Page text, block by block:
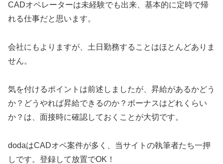
CADオペレーターは未経験でも出来、基本的に定時で帰
れる仕事だと思います。
会社にもよりますが、土日勤務することはほとんどありま
せん。
気を付けるポイントは前述しましたが、昇給があるかどう
か？どうやれば昇給できるのか？ボーナスはどれくらい
か？は、面接時に確認しておくことが大切です。
dodaはCADオペ案件が多く、当サイトの執筆者たち一押
しです。登録して放置でOK！